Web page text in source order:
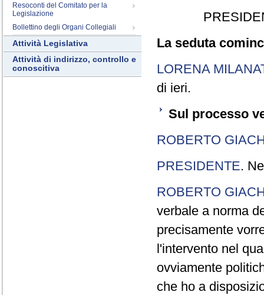
Resoconti del Comitato per la
Legislazione
Bollettino degli Organi Collegiali
Attività Legislativa
Attività di indirizzo, controllo e
conoscitiva
La seduta
LORENA
di ieri.
Sul processo
ROBERTO
PRESIDENTE.
ROBERTO
verbale a norma
precisamente
l'intervento nel
ovviamente
che ho a